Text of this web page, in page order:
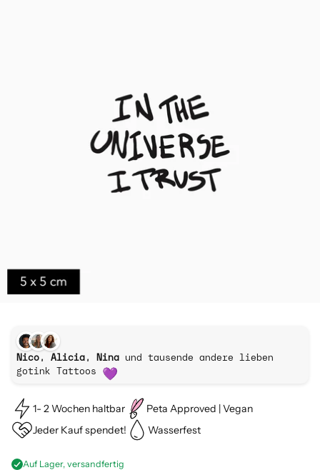
Nico, Alicia, Nina und tausende andere lieben
gotink Tattoos
1- 2 Wochen haltbar
Peta Approved | Vegan
Jeder Kauf spendet!
Wasserfest
Auf Lager, versandfertig